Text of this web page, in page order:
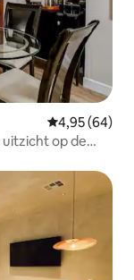
Gemiddelde
4,95 (64)
uitzicht op de